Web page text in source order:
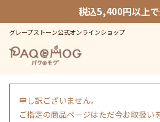
税込5,400円以上
グレープストーン公式オンラインショップ
申し訳ございません。
ご指定の商品ページはただ今お取扱い